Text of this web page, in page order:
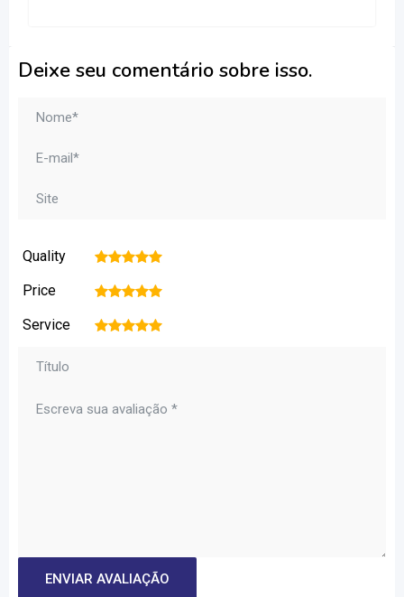
Deixe seu comentário sobre isso.
Quality 5
4
3
2
Price 5
4
3
2
Service 5
4
3
2